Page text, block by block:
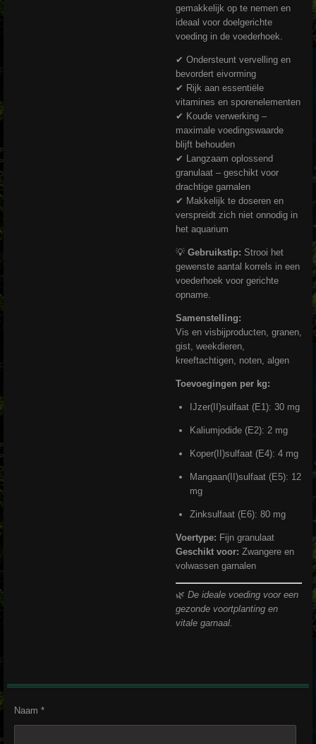
gemakkelijk op te nemen en
ideaal voor doelgerichte
voeding in de voederhoek.
✔ Ondersteunt vervelling en
bevordert eivorming
✔ Rijk aan essentiële
vitamines en sporenelementen
✔ Koude verwerking –
maximale voedingswaarde
blijft behouden
✔ Langzaam oplossend
granulaat – geschikt voor
drachtige garnalen
✔ Makkelijk te doseren en
verspreidt zich niet onnodig in
het aquarium
💡 Gebruikstip: Strooi het
gewenste aantal korrels in een
voederhoek voor gerichte
opname.
Samenstelling:
Vis en visbijproducten, granen,
gist, weekdieren,
kreeftachtigen, noten, algen
Toevoegingen per kg:
IJzer(II)sulfaat (E1): 30 mg
Kaliumjodide (E2): 2 mg
Koper(II)sulfaat (E4): 4 mg
Mangaan(II)sulfaat (E5): 12
mg
Zinksulfaat (E6): 80 mg
Voertype: Fijn granulaat
Geschikt voor: Zwangere en
volwassen garnalen
🌿 De ideale voeding voor een
gezonde voortplanting en
vitale garnaal.
Naam *